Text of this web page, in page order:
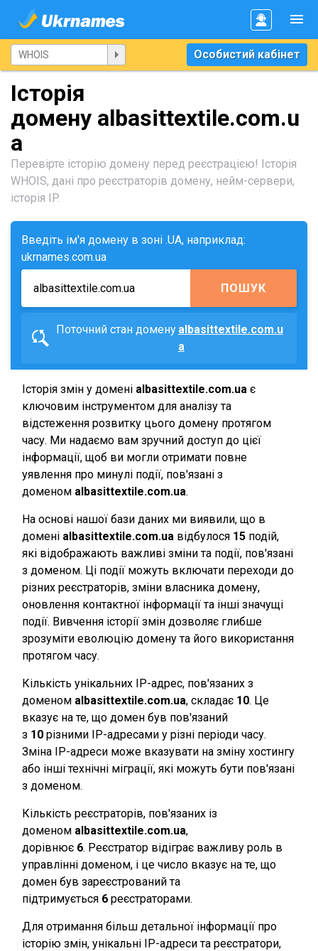
Особистий кабінет
Історія
домену albasittextile.com.u
a
Перевірте історію домену перед реєстрацією! Історія
WHOIS, дані про реєстраторів домену, нейм-сервери,
історія IP.
Введіть ім'я домену в зоні .UA, наприклад:
ukrnames.com.ua
ПОШУК
Поточний стан домену albasittextile.com.u
a
Історія змін у домені albasittextile.com.ua є
ключовим інструментом для аналізу та
відстеження розвитку цього домену протягом
часу. Ми надаємо вам зручний доступ до цієї
інформації, щоб ви могли отримати повне
уявлення про минулі події, пов'язані з
доменом albasittextile.com.ua.
На основі нашої бази даних ми виявили, що в
домені albasittextile.com.ua відбулося 15 подій,
які відображають важливі зміни та події, пов'язані
з доменом. Ці події можуть включати переходи до
різних реєстраторів, зміни власника домену,
оновлення контактної інформації та інші значущі
події. Вивчення історії змін дозволяє глибше
зрозуміти еволюцію домену та його використання
протягом часу.
Кількість унікальних IP-адрес, пов'язаних з
доменом albasittextile.com.ua, складає 10. Це
вказує на те, що домен був пов'язаний
з 10 різними IP-адресами у різні періоди часу.
Зміна IP-адреси може вказувати на зміну хостингу
або інші технічні міграції, які можуть бути пов'язані
з доменом.
Кількість реєстраторів, пов'язаних із
доменом albasittextile.com.ua,
дорівнює 6. Реєстратор відіграє важливу роль в
управлінні доменом, і це число вказує на те, що
домен був зареєстрований та
підтримується 6 реєстраторами.
Для отримання більш детальної інформації про
історію змін, унікальні IP-адреси та реєстратори,